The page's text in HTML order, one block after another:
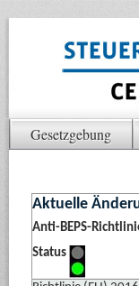
Gesetzgebung
Aktuelle
Anti-BEPS-
Status